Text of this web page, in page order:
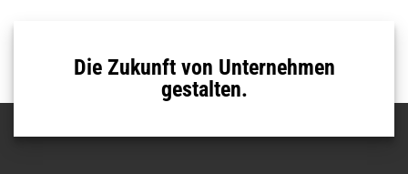
Die Zukunft von Unternehmen
gestalten.